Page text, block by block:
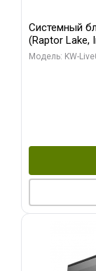
Системный
(Raptor Lake,
модуля)/
Модель: KW-